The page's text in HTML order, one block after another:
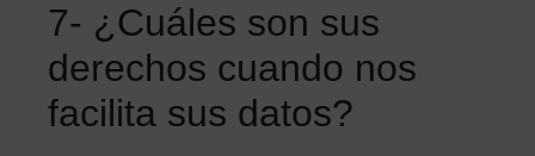
7- ¿Cuáles son sus
derechos cuando nos
facilita sus datos?